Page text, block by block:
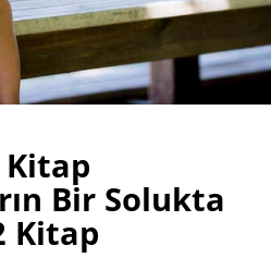
Kitap
Bir Solukta
Kitap